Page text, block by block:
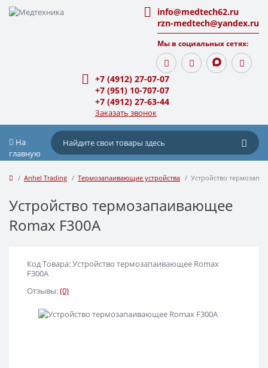
info@medtech62.ru
rzn-medtech@yandex.ru
Мы в социальных сетях:
+7 (4912) 27-07-07
+7 (951) 10-707-07
+7 (4912) 27-63-44
Заказать звонок
На
главную
Anhel Trading Термозапаивающие устройства Устройство
Устройство термозапаивающее
Romax F300А
Код Товара: Устройство термозапаивающее Romax
F300А
Отзывы:(0)